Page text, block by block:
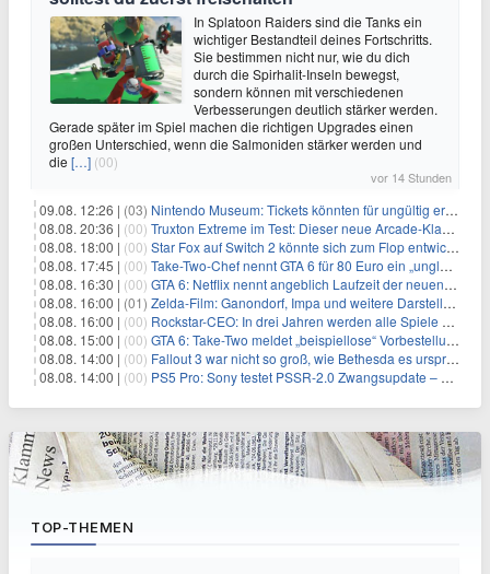
In Splatoon Raiders sind die Tanks ein
wichtiger Bestandteil deines Fortschritts.
Sie bestimmen nicht nur, wie du dich
durch die Spirhalit-Inseln bewegst,
sondern können mit verschiedenen
Verbesserungen deutlich stärker werden.
Gerade später im Spiel machen die richtigen Upgrades einen
großen Unterschied, wenn die Salmoniden stärker werden und
die […] (00)
vor 14 Stunden
09.08. 12:26 | (03) Nintendo Museum: Tickets könnten für ungültig erklärt werden!
08.08. 20:36 | (00) Truxton Extreme im Test: Dieser neue Arcade-Klassiker verzeiht dir gar nichts
08.08. 18:00 | (00) Star Fox auf Switch 2 könnte sich zum Flop entwickeln
08.08. 17:45 | (00) Take-Two-Chef nennt GTA 6 für 80 Euro ein „unglaubliches Schnäppchen“
08.08. 16:30 | (00) GTA 6: Netflix nennt angeblich Laufzeit der neuen Gameplay-Präsentation
08.08. 16:00 | (01) Zelda-Film: Ganondorf, Impa und weitere Darsteller sollen feststehen
08.08. 16:00 | (00) Rockstar-CEO: In drei Jahren werden alle Spiele gestreamt
08.08. 15:00 | (00) GTA 6: Take-Two meldet „beispiellose“ Vorbestellungen – und nennt sie im selben Atemzug unkalkulierbar
08.08. 14:00 | (00) Fallout 3 war nicht so groß, wie Bethesda es ursprünglich wollte
08.08. 14:00 | (00) PS5 Pro: Sony testet PSSR-2.0 Zwangsupdate – und das ist gut so
TOP-THEMEN